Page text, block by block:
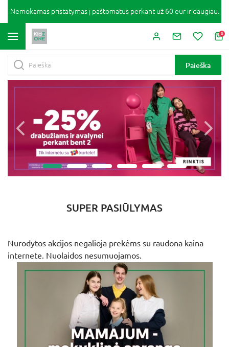
Nemokamas pristatymas į paštomatus perkant už 60 eur ir daugiau.
0
Paieška
SUPER PASIŪLYMAS
Nurodytos akcijos negalioja prekėms su raudona kaina
internete. Nuolaidos nesumuojamos.